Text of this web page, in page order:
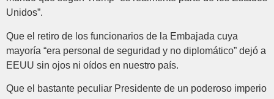
Unidos”.
Que el retiro de los funcionarios de la Embajada cuya
mayoría “era personal de seguridad y no diplomático” dejó a
EEUU sin ojos ni oídos en nuestro país.
Que el bastante peculiar Presidente de un poderoso imperio